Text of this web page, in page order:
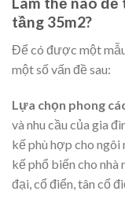
tầng 35m2?
Để có được một
một số vấn đề sau:
Lựa chọn phong
và nhu cầu của gia
kế phù hợp cho ngôi
kế phổ biến cho nhà
đại, cổ điển, tân cổ